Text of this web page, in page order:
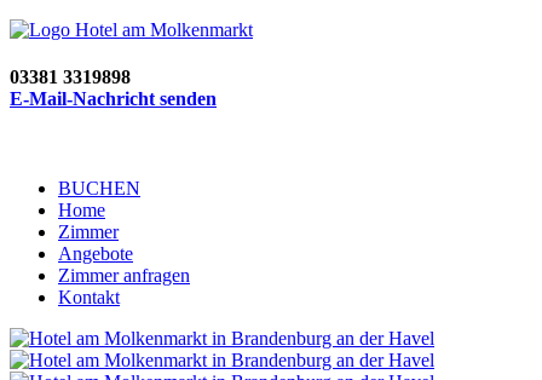
03381 3319898
E-Mail-Nachricht senden
BUCHEN
Home
Zimmer
Angebote
Zimmer anfragen
Kontakt